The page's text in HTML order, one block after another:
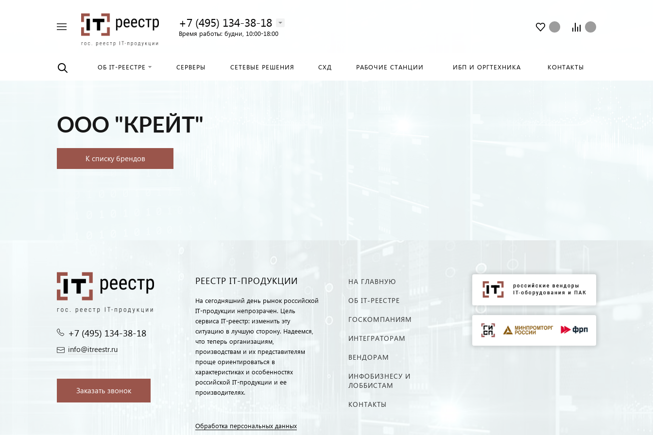
+7 (495) 134-38-18‬
Время работы: будни, 10:00-18:00
ОБ IT-РЕЕСТРЕ СЕРВЕРЫ СЕТЕВЫЕ РЕШЕНИЯ СХД РАБОЧИЕ СТАНЦИИ ИБП И ОРГТЕХНИКА КОНТАКТЫ
ООО "КРЕЙТ"
К списку брендов
+7 (495) 134-38-18‬
info@itreestr.ru
Заказать звонок
РЕЕСТР IT-ПРОДУКЦИИ
На сегодняшний день рынок российской
IT-продукции непрозрачен. Цель
сервиса IT-реестр: изменить эту
ситуацию в лучшую сторону. Надеемся,
что теперь организациям,
производствам и их представителям
проще ориентироваться в
характеристиках и особенностях
российской IT-продукции и ее
производителях.
Обработка персональных данных
НА ГЛАВНУЮ
ОБ IT-РЕЕСТРЕ
ГОСКОМПАНИЯМ
ИНТЕГРАТОРАМ
ВЕНДОРАМ
ИНФОБИЗНЕСУ И
ЛОББИСТАМ
КОНТАКТЫ